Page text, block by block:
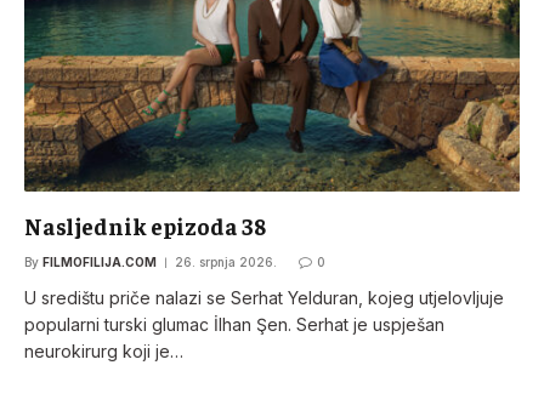
Nasljednik epizoda 38
By FILMOFILIJA.COM 26. srpnja 2026. 0
U središtu priče nalazi se Serhat Yelduran, kojeg utjelovljuje
popularni turski glumac İlhan Şen. Serhat je uspješan
neurokirurg koji je…